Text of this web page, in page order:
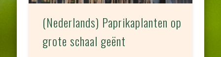
(Nederlands) Paprikaplanten op
grote schaal geënt